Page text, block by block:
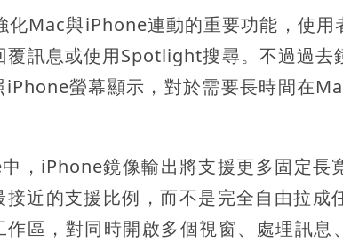
Mac與iPhone連動的重要功能，使用
訊息或使用Spotlight搜尋。不過過去
螢幕顯示，對於需要長時間在
，iPhone鏡像輸出將支援更多固定長
近的支援比例，而不是完全自由拉成
區，對同時開啟多個視窗、處理訊息